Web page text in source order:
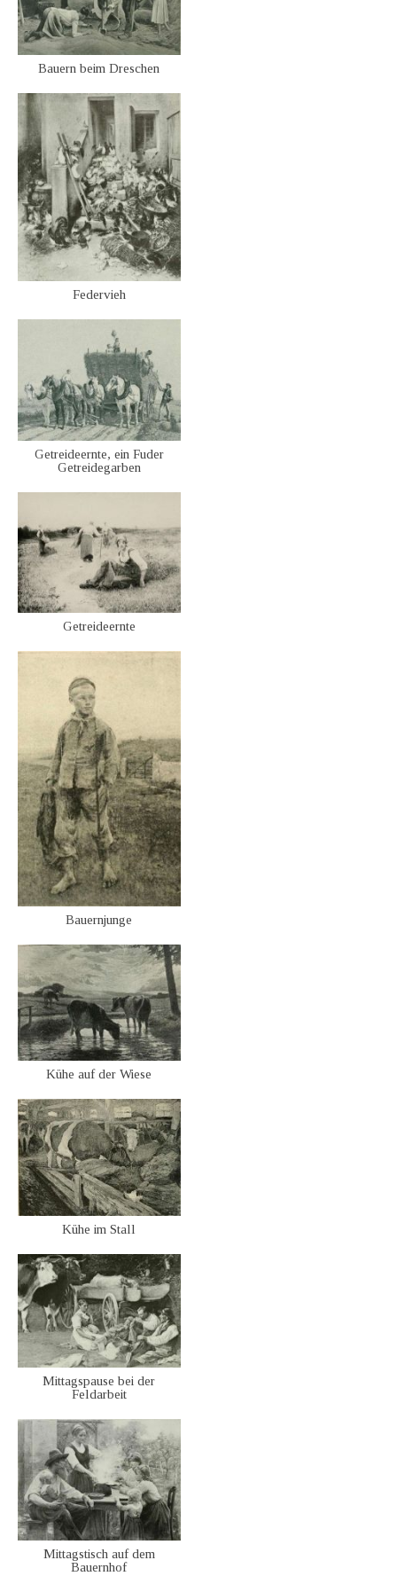
Bauern beim Dreschen
Federvieh
Getreideernte, ein Fuder
Getreidegarben
Getreideernte
Bauernjunge
Kühe auf der Wiese
Kühe im Stall
Mittagspause bei der
Feldarbeit
Mittagstisch auf dem
Bauernhof